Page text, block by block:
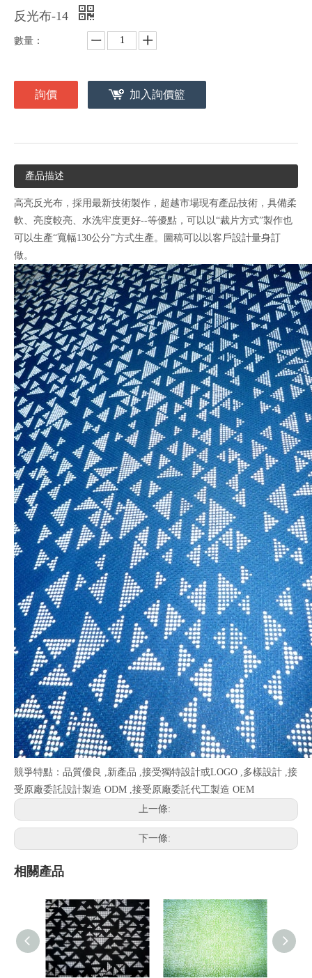
反光布-14
數量：
詢價 加入詢價籃
產品描述
高亮反光布，採用最新技術製作，超越市場現有產品技術，具備柔
軟、亮度較亮、水洗牢度更好--等優點，可以以“裁片方式”製作也
可以生產“寬幅130公分”方式生產。圖稿可以以客戶設計量身訂
做。
競爭特點：品質優良 ,新產品 ,接受獨特設計或LOGO ,多樣設計 ,接
受原廠委託設計製造 ODM ,接受原廠委託代工製造 OEM
上一條:
下一條:
相關產品